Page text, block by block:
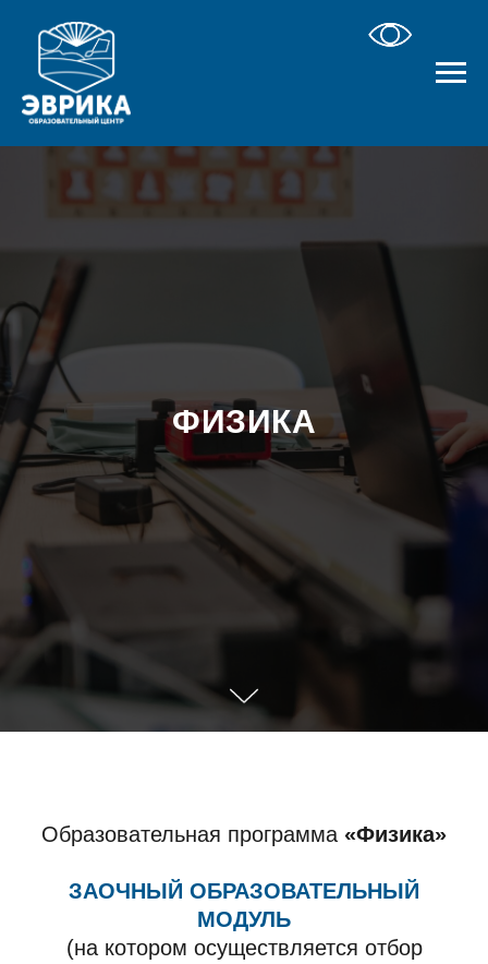
ФИЗИКА
Образовательная программа «Физика»
ЗАОЧНЫЙ ОБРАЗОВАТЕЛЬНЫЙ
МОДУЛЬ
(на котором осуществляется отбор